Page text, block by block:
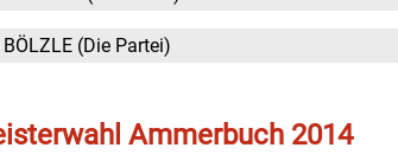
(Die Partei)
Ammerbuch 2014